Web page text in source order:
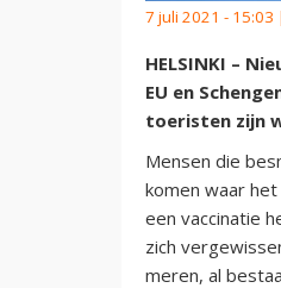
7 juli 2021 - 15:03
HELSINKI –
EU en
toeristen zijn
Mensen die
komen waar het
een vaccinatie
zich
meren, al